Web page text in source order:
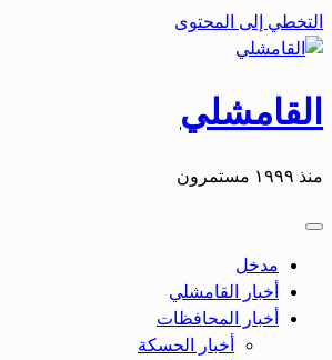
التخطي إلى المحتوى
القامشلي
منذ ١٩٩٩ مستمرون
مدخل
أخبار القامشلي
أخبار المحافظات
أخبار الحسكة